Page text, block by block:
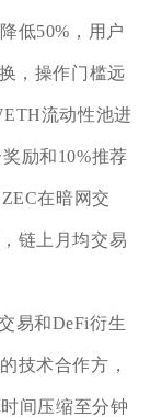
低50%，用户
，操作门槛远
流动性池进
励和10%推荐
在暗网交
链上月均交易
易和DeFi衍生
技术合作方，
间压缩至分钟